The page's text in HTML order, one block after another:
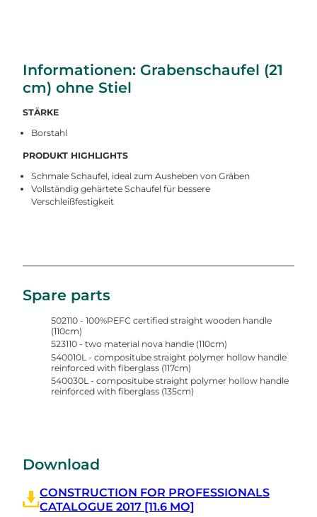
Informationen: Grabenschaufel (21
cm) ohne Stiel
STÄRKE
Borstahl
PRODUKT HIGHLIGHTS
Schmale Schaufel, ideal zum Ausheben von Gräben
Vollständig gehärtete Schaufel für bessere
Verschleißfestigkeit
Spare parts
502110 - 100%PEFC certified straight wooden handle
(110cm)
523110 - two material nova handle (110cm)
540010L - compositube straight polymer hollow handle
reinforced with fiberglass (117cm)
540030L - compositube straight polymer hollow handle
reinforced with fiberglass (135cm)
Download
CONSTRUCTION FOR PROFESSIONALS
CATALOGUE 2017 [11.6 MO]